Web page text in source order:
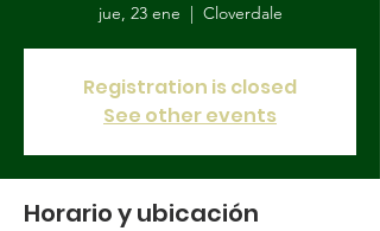
jue, 23 ene
  |
Cloverdale
Registration is closed
See other events
Horario y ubicación